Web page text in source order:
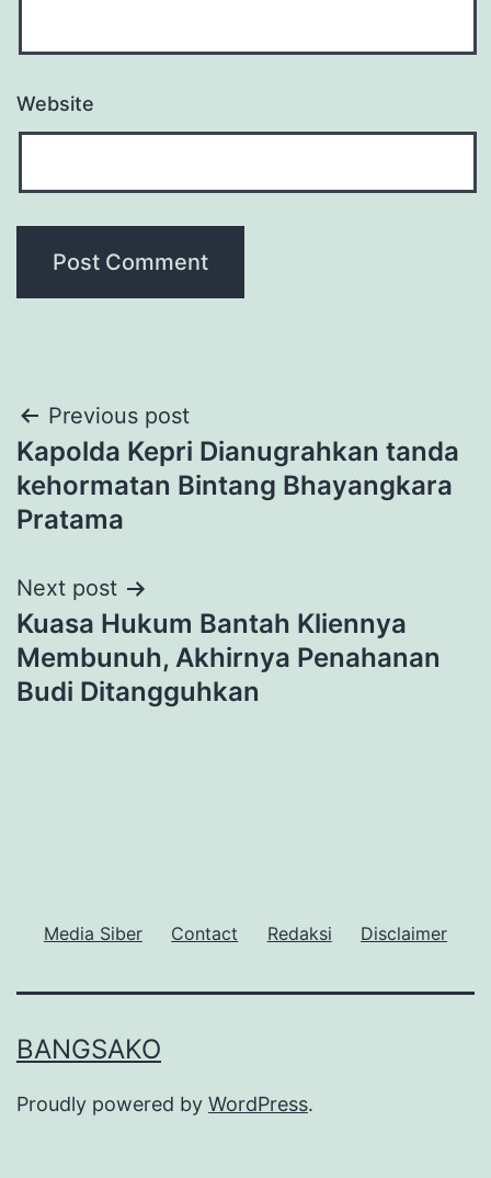
Website
Post
navigation
Previous post
Kapolda Kepri Dianugrahkan tanda
kehormatan Bintang Bhayangkara
Pratama
Next post
Kuasa Hukum Bantah Kliennya
Membunuh, Akhirnya Penahanan
Budi Ditangguhkan
Media Siber Contact Redaksi Disclaimer
BANGSAKO
Proudly powered by WordPress.